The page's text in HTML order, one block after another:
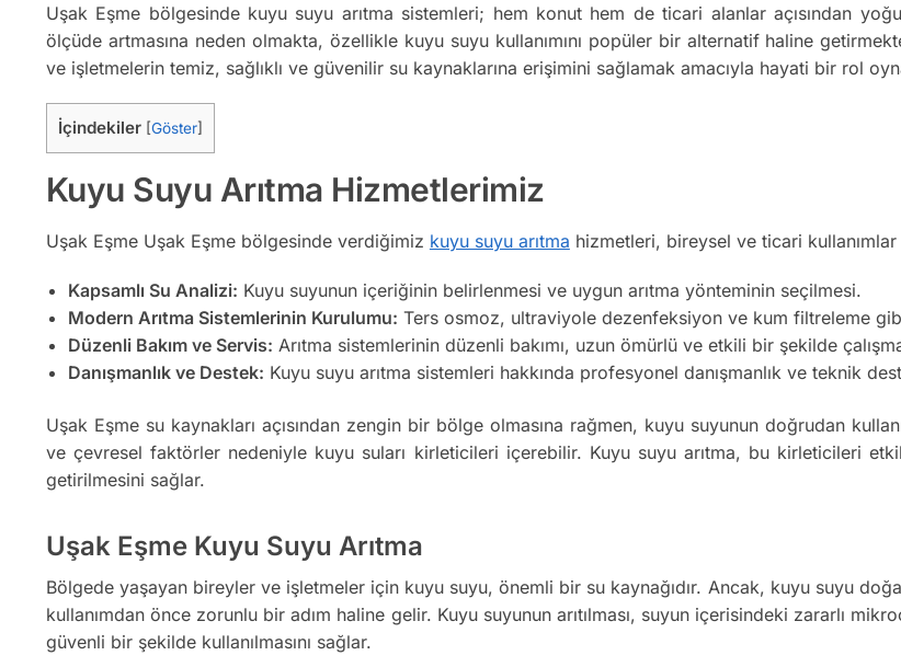
Uşak Eşme bölgesinde kuyu suyu arıtma sistemleri; hem konut hem de ticari alanlar açısından
ölçüde artmasına neden olmakta, özellikle kuyu suyu kullanımını popüler bir alternatif haline
ve işletmelerin temiz, sağlıklı ve güvenilir su kaynaklarına erişimini sağlamak amacıyla hayati bir rol
İçindekiler [Göster]
Kuyu Suyu Arıtma Hizmetlerimiz
Uşak Eşme Uşak Eşme bölgesinde verdiğimiz kuyu suyu arıtma hizmetleri, bireysel ve ticari
Kapsamlı Su Analizi: Kuyu suyunun içeriğinin belirlenmesi ve uygun arıtma yönteminin seçilmesi.
Modern Arıtma Sistemlerinin Kurulumu: Ters osmoz, ultraviyole dezenfeksiyon ve kum filtreleme
Düzenli Bakım ve Servis: Arıtma sistemlerinin düzenli bakımı, uzun ömürlü ve etkili bir şekilde
Danışmanlık ve Destek: Kuyu suyu arıtma sistemleri hakkında profesyonel danışmanlık ve teknik
Uşak Eşme su kaynakları açısından zengin bir bölge olmasına rağmen, kuyu suyunun doğrudan
ve çevresel faktörler nedeniyle kuyu suları kirleticileri içerebilir. Kuyu suyu arıtma, bu kirleticileri
getirilmesini sağlar.
Uşak Eşme Kuyu Suyu Arıtma
Bölgede yaşayan bireyler ve işletmeler için kuyu suyu, önemli bir su kaynağıdır. Ancak, kuyu suyu
kullanımdan önce zorunlu bir adım haline gelir. Kuyu suyunun arıtılması, suyun içerisindeki zararlı
güvenli bir şekilde kullanılmasını sağlar.